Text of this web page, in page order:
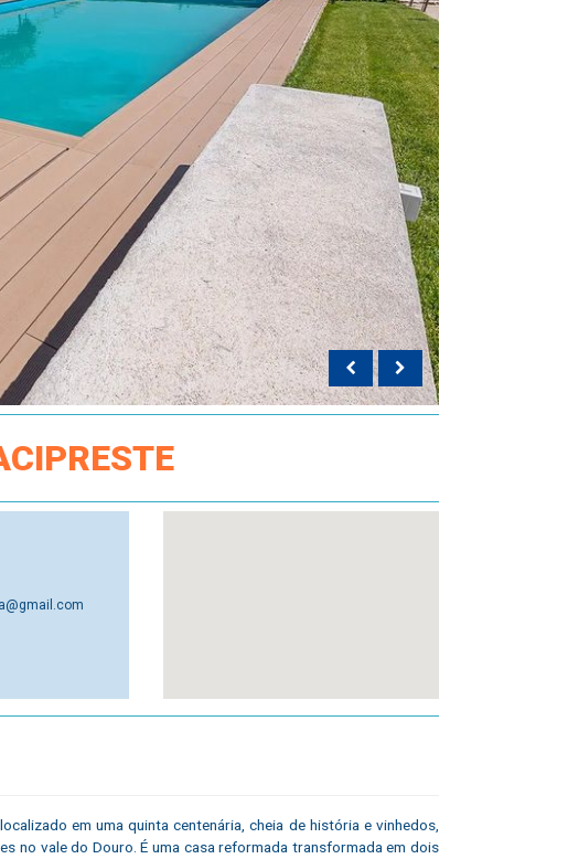
em uma quinta centenária, cheia de história e vinhedos,
no vale do Douro. É uma casa reformada transformada em dois